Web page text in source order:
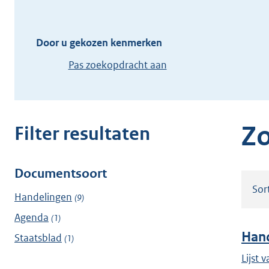
zoekterm
(dossier)nummer
Door u gekozen kenmerken
Pas zoekopdracht aan
Filter resultaten
Filter
resultaten
Documentsoort
Handelingen (9)
Agenda (1)
Staatsblad (1)
Lijst